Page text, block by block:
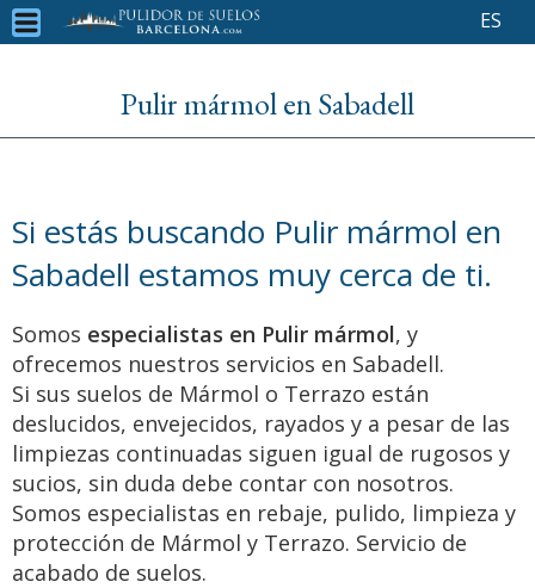
ES
Pulir mármol en Sabadell
Si estás buscando Pulir mármol en
Sabadell estamos muy cerca de ti.
Somos especialistas en Pulir mármol, y
ofrecemos nuestros servicios en Sabadell.
Si sus suelos de Mármol o Terrazo están
deslucidos, envejecidos, rayados y a pesar de las
limpiezas continuadas siguen igual de rugosos y
sucios, sin duda debe contar con nosotros.
Somos especialistas en rebaje, pulido, limpieza y
protección de Mármol y Terrazo. Servicio de
acabado de suelos.